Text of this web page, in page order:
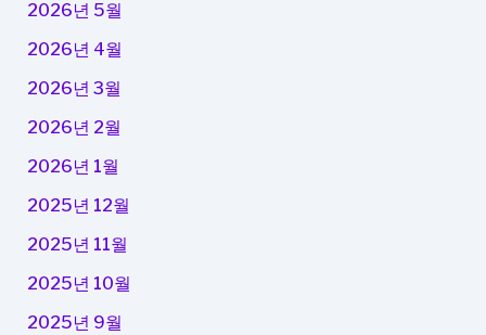
2026년 5월
2026년 4월
2026년 3월
2026년 2월
2026년 1월
2025년 12월
2025년 11월
2025년 10월
2025년 9월